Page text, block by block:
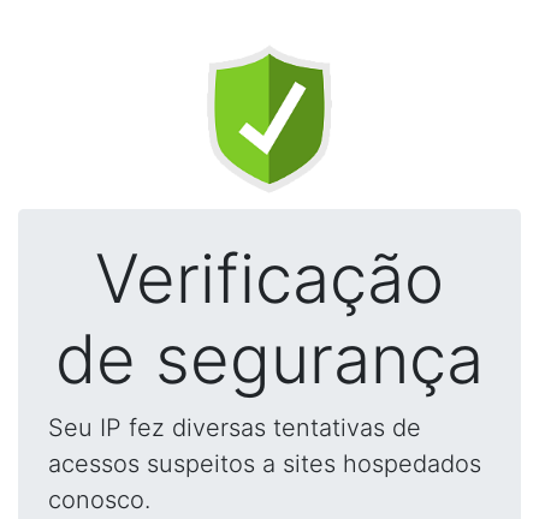
Verificação
de segurança
Seu IP fez diversas tentativas de
acessos suspeitos a sites hospedados
conosco.